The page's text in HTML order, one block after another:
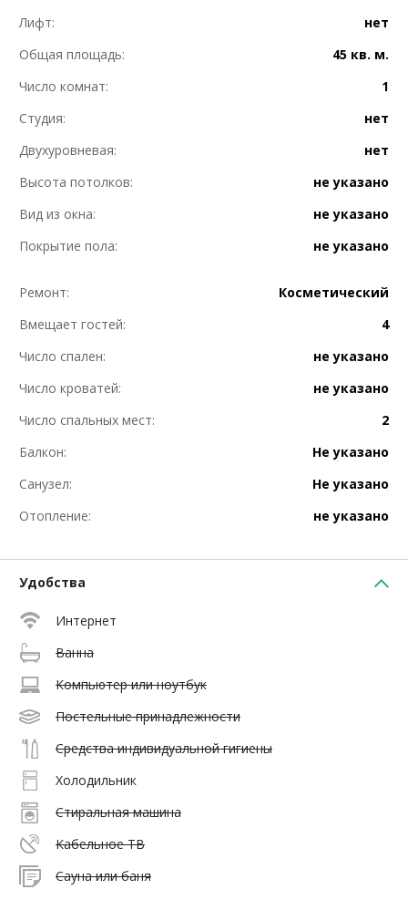
Лифт:
нет
Общая площадь:
45 кв. м.
Число комнат:
1
Студия:
нет
Двухуровневая:
нет
Высота потолков:
не указано
Вид из окна:
не указано
Покрытие пола:
не указано
Ремонт:
Косметический
Вмещает гостей:
4
Число спален:
не указано
Число кроватей:
не указано
Число спальных мест:
2
Балкон:
Не указано
Санузел:
Не указано
Отопление:
не указано
Удобства
Интернет
Ванна
Компьютер или ноутбук
Постельные принадлежности
Средства индивидуальной гигиены
Холодильник
Стиральная машина
Кабельное ТВ
Сауна или баня